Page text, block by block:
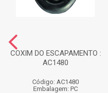
COXIM DO ESCAPAMENTO :
AC1480
Código: AC1480
Embalagem: PC